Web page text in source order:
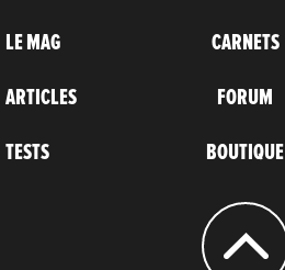
LE MAG
ARTICLES
TESTS
CARNETS
FORUM
BOUTIQUE